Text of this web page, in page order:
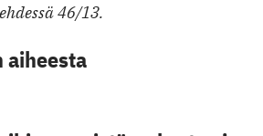
46/13.
aiheesta